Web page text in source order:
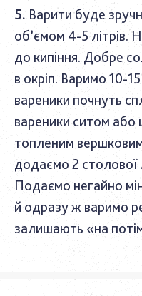
Варити буде
об’ємом 4-5 літрів.
до кипіння. Добре
в окріп. Варимо 10-
вареники почнуть
вареники ситом або
топленим
додаємо 2
Подаємо негайно
й одразу ж варимо
залишають «на